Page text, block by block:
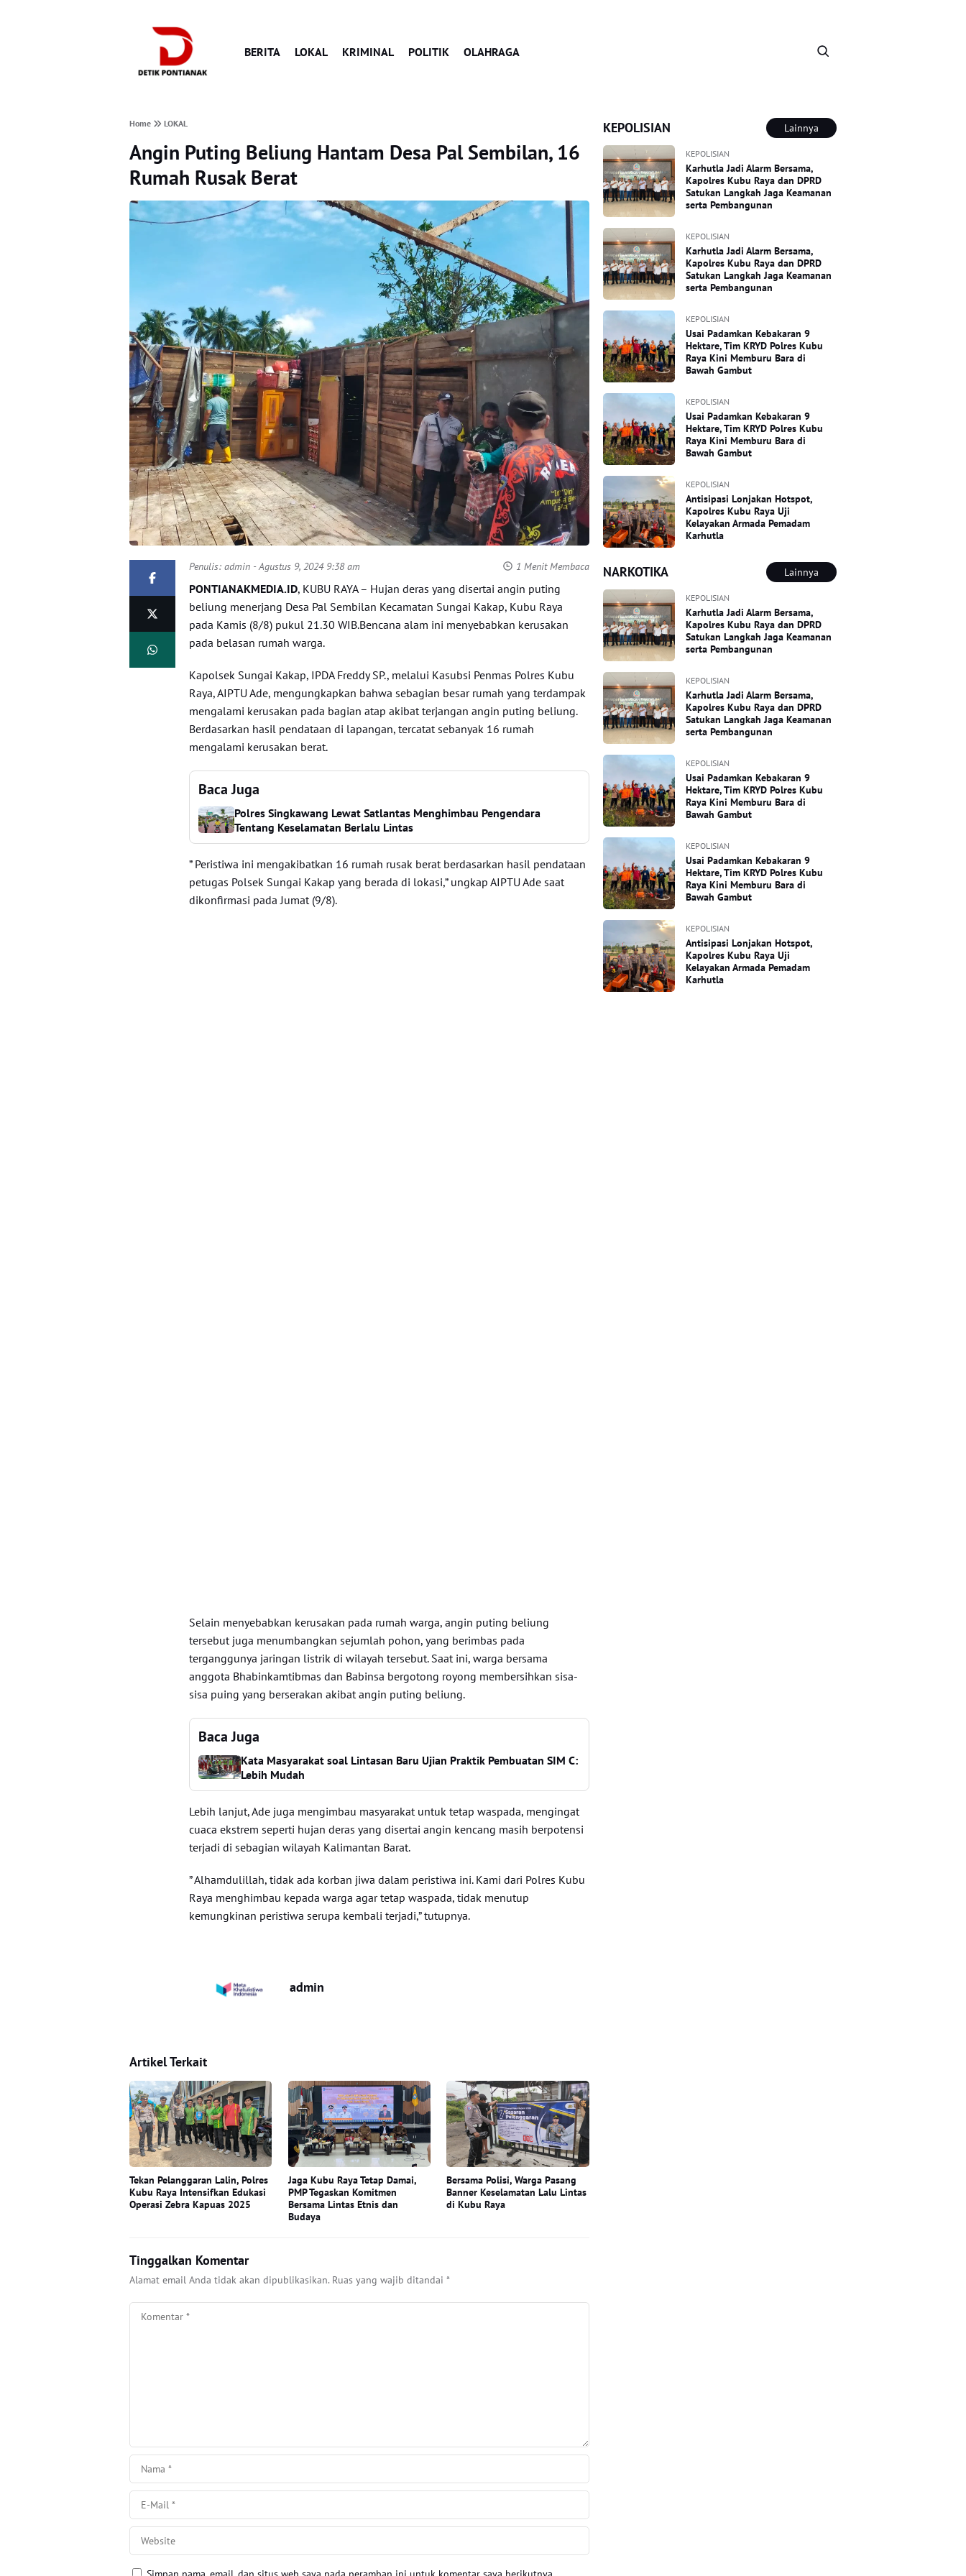
BERITA LOKAL KRIMINAL POLITIK OLAHRAGA
Home LOKAL
Angin Puting Beliung Hantam Desa Pal Sembilan, 16
Rumah Rusak Berat
Penulis:admin - Agustus 9, 2024 9:38 am 1 Menit Membaca
PONTIANAKMEDIA.ID, KUBU RAYA – Hujan deras yang disertai angin puting
beliung menerjang Desa Pal Sembilan Kecamatan Sungai Kakap, Kubu Raya
pada Kamis (8/8) pukul 21.30 WIB.Bencana alam ini menyebabkan kerusakan
pada belasan rumah warga.
Kapolsek Sungai Kakap, IPDA Freddy SP., melalui Kasubsi Penmas Polres Kubu
Raya, AIPTU Ade, mengungkapkan bahwa sebagian besar rumah yang terdampak
mengalami kerusakan pada bagian atap akibat terjangan angin puting beliung.
Berdasarkan hasil pendataan di lapangan, tercatat sebanyak 16 rumah
mengalami kerusakan berat.
Baca Juga
Polres Singkawang Lewat Satlantas Menghimbau Pengendara
Tentang Keselamatan Berlalu Lintas
” Peristiwa ini mengakibatkan 16 rumah rusak berat berdasarkan hasil pendataan
petugas Polsek Sungai Kakap yang berada di lokasi,” ungkap AIPTU Ade saat
dikonfirmasi pada Jumat (9/8).
Selain menyebabkan kerusakan pada rumah warga, angin puting beliung
tersebut juga menumbangkan sejumlah pohon, yang berimbas pada
terganggunya jaringan listrik di wilayah tersebut. Saat ini, warga bersama
anggota Bhabinkamtibmas dan Babinsa bergotong royong membersihkan sisa-
sisa puing yang berserakan akibat angin puting beliung.
Baca Juga
Kata Masyarakat soal Lintasan Baru Ujian Praktik Pembuatan SIM C:
Lebih Mudah
Lebih lanjut, Ade juga mengimbau masyarakat untuk tetap waspada, mengingat
cuaca ekstrem seperti hujan deras yang disertai angin kencang masih berpotensi
terjadi di sebagian wilayah Kalimantan Barat.
” Alhamdulillah, tidak ada korban jiwa dalam peristiwa ini. Kami dari Polres Kubu
Raya menghimbau kepada warga agar tetap waspada, tidak menutup
kemungkinan peristiwa serupa kembali terjadi,” tutupnya.
admin
Artikel Terkait
Tekan Pelanggaran Lalin, Polres
Kubu Raya Intensifkan Edukasi
Operasi Zebra Kapuas 2025
Jaga Kubu Raya Tetap Damai,
PMP Tegaskan Komitmen
Bersama Lintas Etnis dan
Budaya
Bersama Polisi, Warga Pasang
Banner Keselamatan Lalu Lintas
di Kubu Raya
Tinggalkan Komentar
Alamat email Anda tidak akan dipublikasikan. Ruas yang wajib ditandai *
KEPOLISIAN Lainnya
KEPOLISIAN
Karhutla Jadi Alarm Bersama,
Kapolres Kubu Raya dan DPRD
Satukan Langkah Jaga Keamanan
serta Pembangunan
KEPOLISIAN
Karhutla Jadi Alarm Bersama,
Kapolres Kubu Raya dan DPRD
Satukan Langkah Jaga Keamanan
serta Pembangunan
KEPOLISIAN
Usai Padamkan Kebakaran 9
Hektare, Tim KRYD Polres Kubu
Raya Kini Memburu Bara di
Bawah Gambut
KEPOLISIAN
Usai Padamkan Kebakaran 9
Hektare, Tim KRYD Polres Kubu
Raya Kini Memburu Bara di
Bawah Gambut
KEPOLISIAN
Antisipasi Lonjakan Hotspot,
Kapolres Kubu Raya Uji
Kelayakan Armada Pemadam
Karhutla
NARKOTIKA Lainnya
KEPOLISIAN
Karhutla Jadi Alarm Bersama,
Kapolres Kubu Raya dan DPRD
Satukan Langkah Jaga Keamanan
serta Pembangunan
KEPOLISIAN
Karhutla Jadi Alarm Bersama,
Kapolres Kubu Raya dan DPRD
Satukan Langkah Jaga Keamanan
serta Pembangunan
KEPOLISIAN
Usai Padamkan Kebakaran 9
Hektare, Tim KRYD Polres Kubu
Raya Kini Memburu Bara di
Bawah Gambut
KEPOLISIAN
Usai Padamkan Kebakaran 9
Hektare, Tim KRYD Polres Kubu
Raya Kini Memburu Bara di
Bawah Gambut
KEPOLISIAN
Antisipasi Lonjakan Hotspot,
Kapolres Kubu Raya Uji
Kelayakan Armada Pemadam
Karhutla